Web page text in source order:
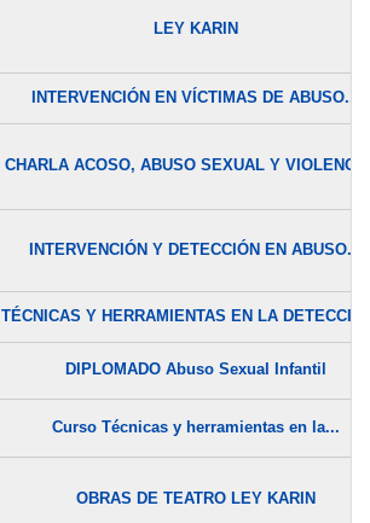
LEY KARIN
INTERVENCIÓN EN VÍCTIMAS DE ABUSO...
CHARLA ACOSO, ABUSO SEXUAL Y
INTERVENCIÓN Y DETECCIÓN EN ABUSO...
TÉCNICAS Y HERRAMIENTAS EN LA
DIPLOMADO Abuso Sexual Infantil
Curso Técnicas y herramientas en la...
OBRAS DE TEATRO LEY KARIN